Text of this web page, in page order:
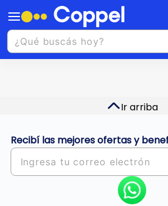
Ir arriba
Recibí las mejores ofertas y